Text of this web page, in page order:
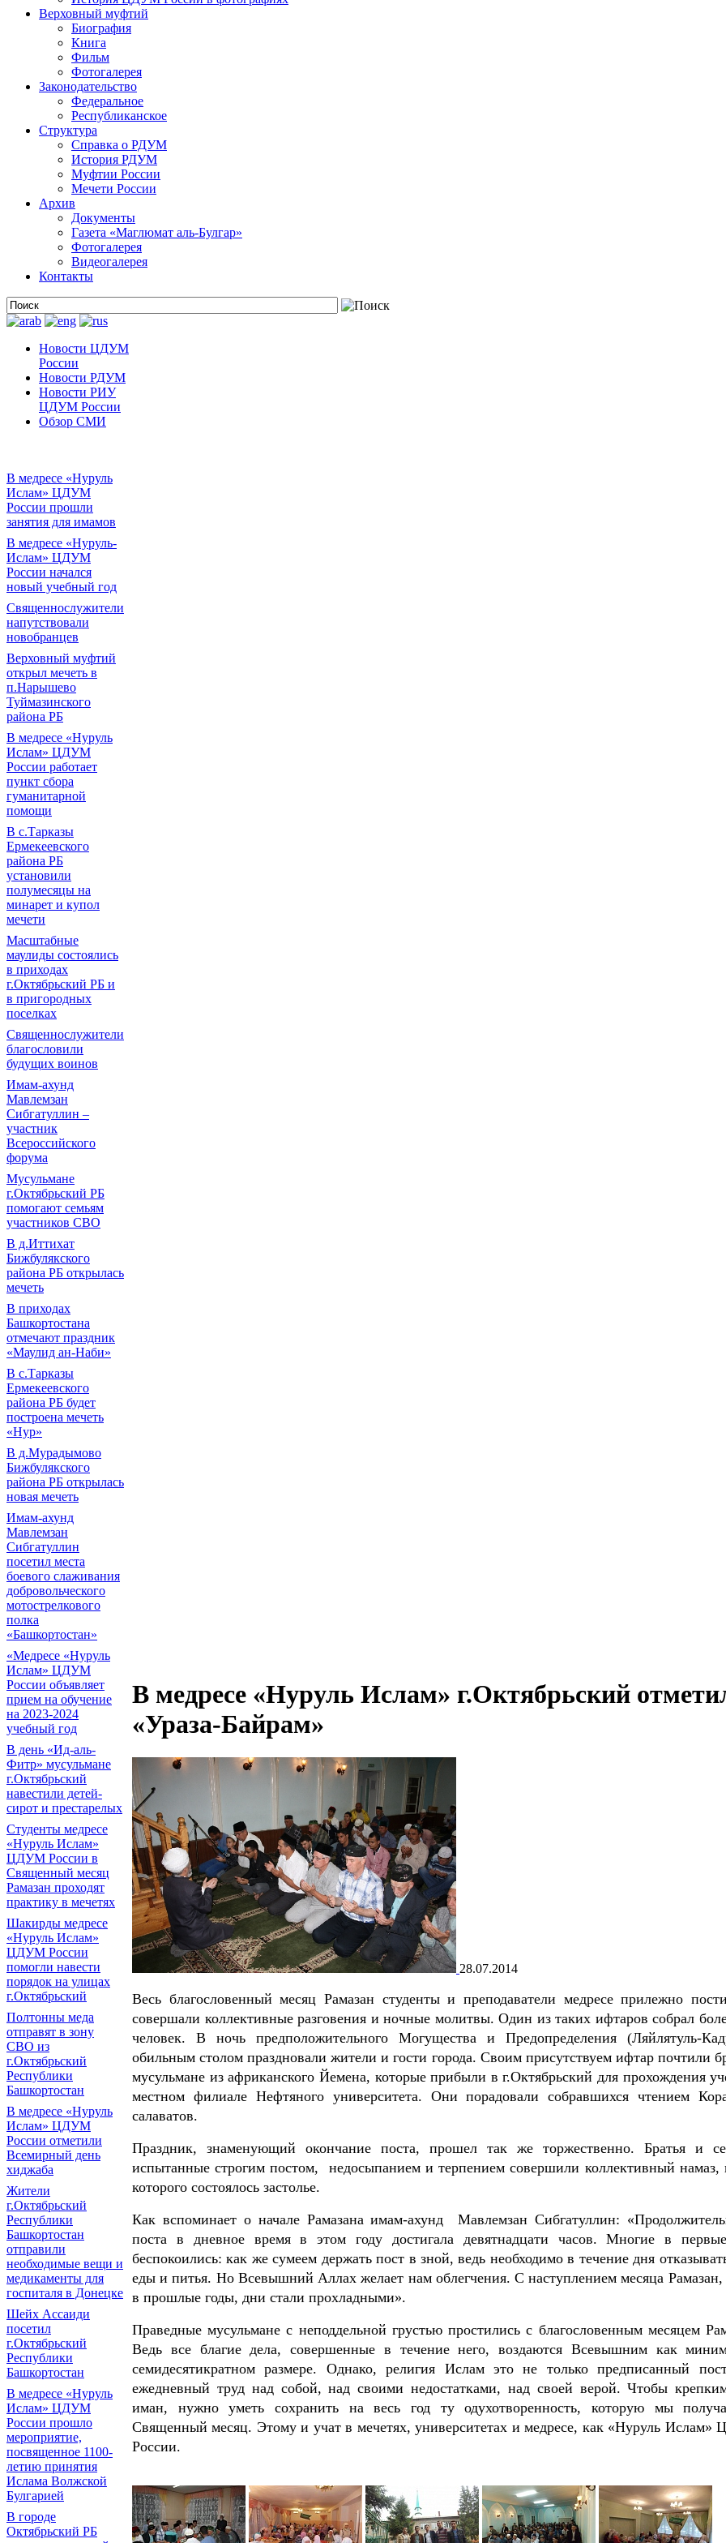
Верховный муфтий
Биография
Книга
Фильм
Фотогалерея
Законодательство
Федеральное
Республиканское
Структура
Справка о РДУМ
История РДУМ
Муфтии России
Мечети России
Архив
Документы
Газета «Маглюмат аль-Булгар»
Фотогалерея
Видеогалерея
Контакты
Новости ЦДУМ
России
Новости РДУМ
Новости РИУ
ЦДУМ России
Обзор СМИ
В медресе «Нуруль
Ислам» ЦДУМ
России прошли
занятия для имамов
В медресе «Нуруль-
Ислам» ЦДУМ
России начался
новый учебный год
Священнослужители
напутствовали
новобранцев
Верховный муфтий
открыл мечеть в
п.Нарышево
Туймазинского
района РБ
В медресе «Нуруль
Ислам» ЦДУМ
России работает
пункт сбора
гуманитарной
помощи
В с.Тарказы
Ермекеевского
района РБ
установили
полумесяцы на
минарет и купол
мечети
Масштабные
маулиды состоялись
в приходах
г.Октябрьский РБ и
в пригородных
поселках
Священнослужители
благословили
будущих воинов
Имам-ахунд
Мавлемзан
Сибгатуллин –
участник
Всероссийского
форума
Мусульмане
г.Октябрьский РБ
помогают семьям
участников СВО
В д.Иттихат
Бижбулякского
района РБ открылась
мечеть
В приходах
Башкортостана
отмечают праздник
«Маулид ан-Наби»
В с.Тарказы
Ермекеевского
района РБ будет
построена мечеть
«Нур»
В д.Мурадымово
Бижбулякского
района РБ открылась
новая мечеть
Имам-ахунд
Мавлемзан
Сибгатуллин
посетил места
боевого слаживания
добровольческого
мотострелкового
полка
«Башкортостан»
«Медресе «Нуруль
Ислам» ЦДУМ
России объявляет
прием на обучение
на 2023-2024
учебный год
В день «Ид-аль-
Фитр» мусульмане
г.Октябрьский
навестили детей-
сирот и престарелых
Cтуденты медресе
«Нуруль Ислам»
ЦДУМ России в
Священный месяц
Рамазан проходят
практику в мечетях
Шакирды медресе
«Нуруль Ислам»
ЦДУМ России
помогли навести
порядок на улицах
г.Октябрьский
Полтонны меда
отправят в зону
СВО из
г.Октябрьский
Республики
Башкортостан
В медресе «Нуруль
Ислам» ЦДУМ
России отметили
Всемирный день
хиджаба
Жители
г.Октябрьский
Республики
Башкортостан
отправили
необходимые вещи и
медикаменты для
госпиталя в Донецке
Шейх Ассаиди
посетил
г.Октябрьский
Республики
Башкортостан
В медресе «Нуруль
Ислам» ЦДУМ
России прошло
мероприятие,
посвященное 1100-
летию принятия
Ислама Волжской
Булгарией
В городе
Октябрьский РБ
В медресе «Нуруль Ислам» г.Октябрьский
«Ураза-Байрам»
28.07.2014
Весь благословенный месяц Рамазан студенты и преподаватели медресе прилежно
совершали коллективные разговения и ночные молитвы. Один из таких ифтаров собрал
человек. В ночь предположительного Могущества и Предопределения (Ляйлятуль-
обильным столом праздновали жители и гости города. Своим присутствуем ифтар почтили
мусульмане из африканского Йемена, которые прибыли в г.Октябрьский для прохождения
местном филиале Нефтяного университета. Они порадовали собравшихся чтением
салаватов.
Праздник, знаменующий окончание поста, прошел так же торжественно. Братья и
испытанные строгим постом, недосыпанием и терпением совершили коллективный намаз,
которого состоялось застолье.
Как вспоминает о начале Рамазана имам-ахунд Мавлемзан Сибгатуллин:
поста в дневное время в этом году достигала девятнадцати часов. Многие в
беспокоились: как же сумеем держать пост в зной, ведь необходимо в течение дня
еды и питья. Но Всевышний Аллах желает нам облегчения. С наступлением месяца Рамазан,
в прошлые годы, дни стали прохладными».
Праведные мусульмане с неподдельной грустью простились с благословенным месяцем
Ведь все благие дела, совершенные в течение него, воздаются Всевышним как
семидесятикратном размере. Однако, религия Ислам это не только предписанный
ежедневный труд над собой, над своими недостатками, над своей верой. Чтобы
иман, нужно уметь сохранить на весь год ту одухотворенность, которую мы
Священный месяц. Этому и учат в мечетях, университетах и медресе, как «Нуруль
России.